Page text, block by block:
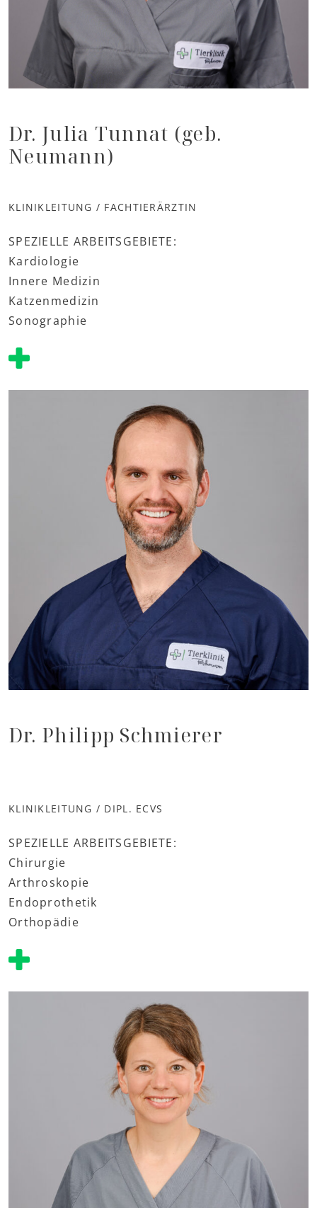
Dr. Julia Tunnat (geb.
Neumann)
KLINIKLEITUNG / FACHTIERÄRZTIN
SPEZIELLE ARBEITSGEBIETE:
Kardiologie
Innere Medizin
Katzenmedizin
Sonographie
Dr. Philipp Schmierer
KLINIKLEITUNG / DIPL. ECVS
SPEZIELLE ARBEITSGEBIETE:
Chirurgie
Arthroskopie
Endoprothetik
Orthopädie